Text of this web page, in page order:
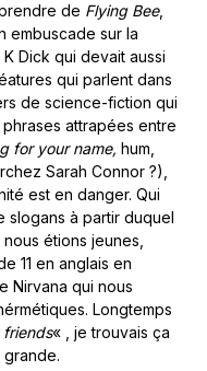
de Flying Bee,
embuscade sur la
Dick qui devait aussi
qui parlent dans
de science-fiction qui
attrapées entre
for your name, hum,
Sarah Connor ?),
est en danger. Qui
slogans à partir duquel
étions jeunes,
11 en anglais en
Nirvana qui nous
Longtemps
friends« , je trouvais ça